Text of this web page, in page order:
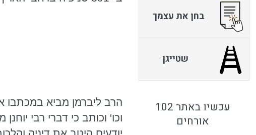
הרב ליברמן מביא במכתבו
וכו' וכותב כי דברי רבי
בחן את עצמך
שטייגן
עכשיו באתר 102
אורחים